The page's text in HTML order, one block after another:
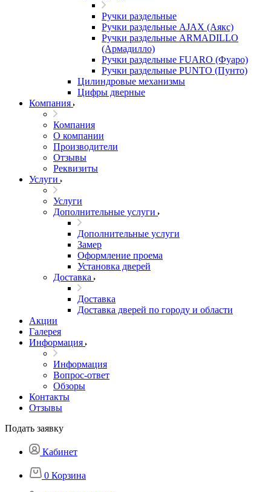
Ручки раздельные
Ручки раздельные AJAX (Аякс)
Ручки раздельные ARMADILLO
(Армадилло)
Ручки раздельные FUARO (Фуаро)
Ручки раздельные PUNTO (Пунто)
Цилиндровые механизмы
Цифры дверные
Компания
Компания
О компании
Производители
Отзывы
Реквизиты
Услуги
Услуги
Дополнительные услуги
Дополнительные услуги
Замер
Оформление проема
Установка дверей
Доставка
Доставка
Доставка дверей по городу и области
Акции
Галерея
Информация
Информация
Вопрос-ответ
Обзоры
Контакты
Отзывы
Подать заявку
Кабинет
0 Корзина